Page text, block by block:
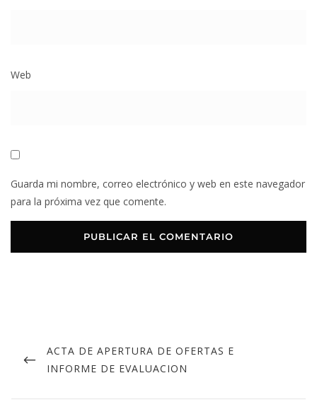
Web
Guarda mi nombre, correo electrónico y web en este navegador
para la próxima vez que comente.
ACTA DE APERTURA DE OFERTAS E
INFORME DE EVALUACION